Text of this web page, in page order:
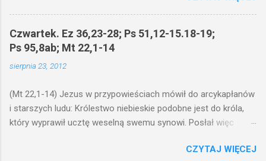
wnosi się światło, by je postawić pod korcem
na świeczniku? Nie ma bowiem nic ukrytego, co
by nie miało wyjść na jaw. Kto ma uszy do
wy mierzycie, odmierzą wam i jeszcze wam
dołożą. Bo kto ma, temu będzie dane; a kto nie
ma, pozbawią go i tego, co ma. W dzisiejszym
przypowieści.... Czy po to wnosi się światło, by
Czwartek. Ez 36,23-28; Ps 51,12-15.18-19;
Ps 95,8ab; Mt 22,1-14
sierpnia 23, 2012
(Mt 22,1-14) Jezus w przypowieściach mówił do arcykapłanów
i starszych ludu: Królestwo niebieskie podobne jest do króla,
który wyprawił ucztę weselną swemu synowi. Posłał więc
chcieli przyjść. Posłał jeszcze raz inne sługi z poleceniem:
CZYTAJ WIĘCEJ